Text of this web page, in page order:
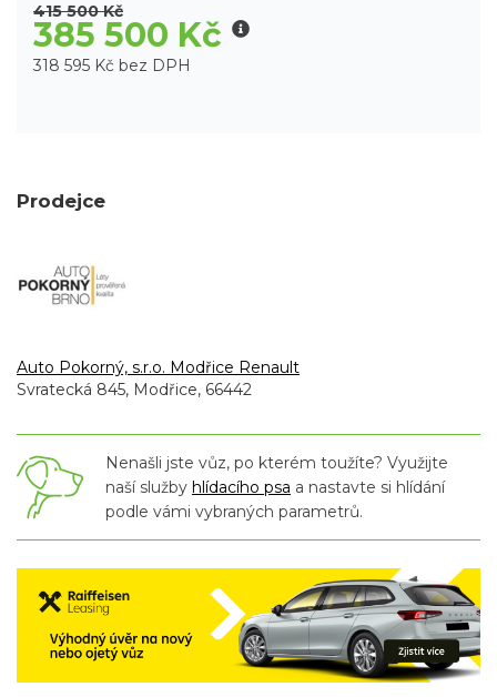
415 500 Kč
385 500 Kč
318 595 Kč bez DPH
Prodejce
Auto Pokorný, s.r.o. Modřice Renault
Svratecká 845, Modřice, 66442
Nenašli jste vůz, po kterém toužíte? Využijte
naší služby hlídacího psa a nastavte si hlídání
podle vámi vybraných parametrů.